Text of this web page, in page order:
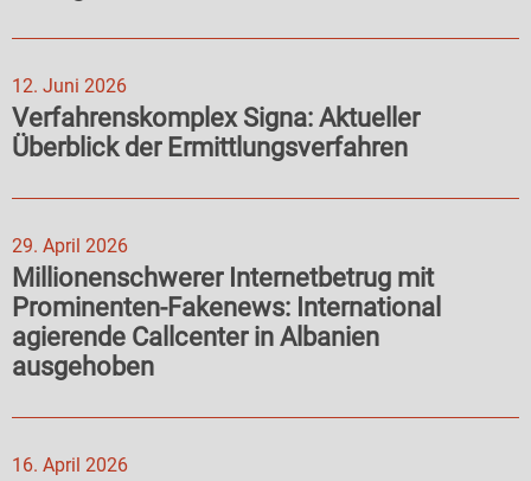
12. Juni 2026
Verfahrenskomplex Signa: Aktueller
Überblick der Ermittlungsverfahren
29. April 2026
Millionenschwerer Internetbetrug mit
Prominenten-Fakenews: International
agierende Callcenter in Albanien
ausgehoben
16. April 2026